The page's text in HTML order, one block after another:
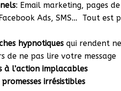
: Email marketing, pages
Ads, SMS… Tout est
hypnotiquesqui rendent
de ne pas lire votre message
à l’action implacables
irrésistibles